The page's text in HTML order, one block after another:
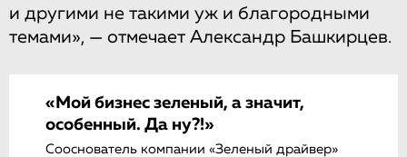
и другими не такими уж и благородными
темами», — отмечает Александр Башкирцев.
«Мой бизнес зеленый, а значит,
особенный. Да ну?!»
Сооснователь компании «Зеленый драйвер»